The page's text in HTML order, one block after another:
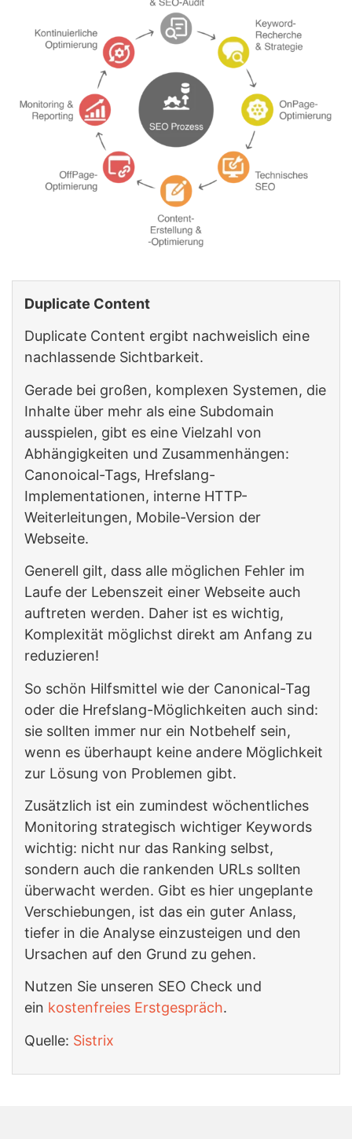
Duplicate Content
Duplicate Content ergibt nachweislich eine
nachlassende Sichtbarkeit.
Gerade bei großen, komplexen Systemen, die
Inhalte über mehr als eine Subdomain
ausspielen, gibt es eine Vielzahl von
Abhängigkeiten und Zusammenhängen:
Canonoical-Tags, Hrefslang-
Implementationen, interne HTTP-
Weiterleitungen, Mobile-Version der
Webseite.
Generell gilt, dass alle möglichen Fehler im
Laufe der Lebenszeit einer Webseite auch
auftreten werden. Daher ist es wichtig,
Komplexität möglichst direkt am Anfang zu
reduzieren!
So schön Hilfsmittel wie der Canonical-Tag
oder die Hrefslang-Möglichkeiten auch sind:
sie sollten immer nur ein Notbehelf sein,
wenn es überhaupt keine andere Möglichkeit
zur Lösung von Problemen gibt.
Zusätzlich ist ein zumindest wöchentliches
Monitoring strategisch wichtiger Keywords
wichtig: nicht nur das Ranking selbst,
sondern auch die rankenden URLs sollten
überwacht werden. Gibt es hier ungeplante
Verschiebungen, ist das ein guter Anlass,
tiefer in die Analyse einzusteigen und den
Ursachen auf den Grund zu gehen.
Nutzen Sie unseren SEO Check und
ein kostenfreies Erstgespräch.
Quelle: Sistrix